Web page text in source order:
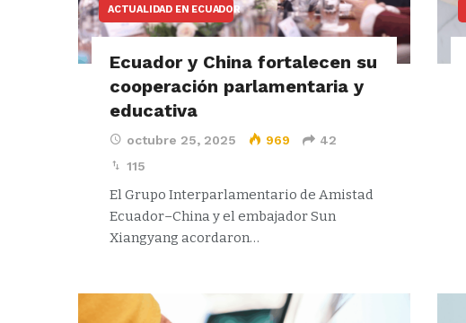
ACTUALIDAD EN ECUADOR
Ecuador y China fortalecen su
cooperación parlamentaria y
educativa
octubre 25, 2025 969
42
115
El Grupo Interparlamentario de Amistad
Ecuador–China y el embajador Sun
Xiangyang acordaron…